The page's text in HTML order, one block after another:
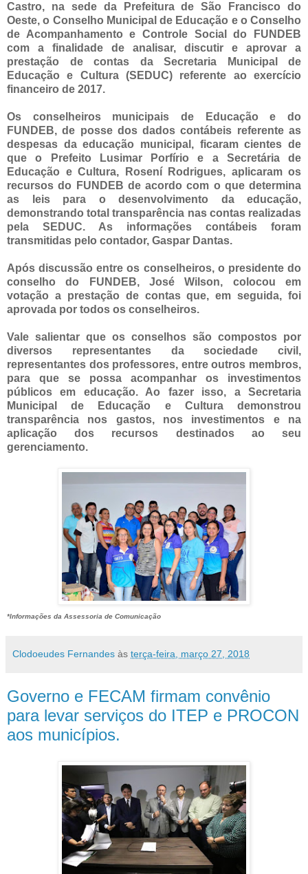
Castro, na sede da Prefeitura de São Francisco do
Oeste, o Conselho Municipal de Educação e o Conselho
de Acompanhamento e Controle Social do FUNDEB
com a finalidade de analisar, discutir e aprovar a
prestação de contas da Secretaria Municipal de
Educação e Cultura (SEDUC) referente ao exercício
financeiro de 2017.
Os conselheiros municipais de Educação e do
FUNDEB, de posse dos dados contábeis referente as
despesas da educação municipal, ficaram cientes de
que o Prefeito Lusimar Porfírio e a Secretária de
Educação e Cultura, Rosení Rodrigues, aplicaram os
recursos do FUNDEB de acordo com o que determina
as leis para o desenvolvimento da educação,
demonstrando total transparência nas contas realizadas
pela SEDUC. As informações contábeis foram
transmitidas pelo contador, Gaspar Dantas.
Após discussão entre os conselheiros, o presidente do
conselho do FUNDEB, José Wilson, colocou em
votação a prestação de contas que, em seguida, foi
aprovada por todos os conselheiros.
Vale salientar que os conselhos são compostos por
diversos representantes da sociedade civil,
representantes dos professores, entre outros membros,
para que se possa acompanhar os investimentos
públicos em educação. Ao fazer isso, a Secretaria
Municipal de Educação e Cultura demonstrou
transparência nos gastos, nos investimentos e na
aplicação dos recursos destinados ao seu
gerenciamento.
*Informações da Assessoria de Comunicação
Clodoeudes Fernandes às terça-feira, março 27, 2018
Governo e FECAM firmam convênio
para levar serviços do ITEP e PROCON
aos municípios.